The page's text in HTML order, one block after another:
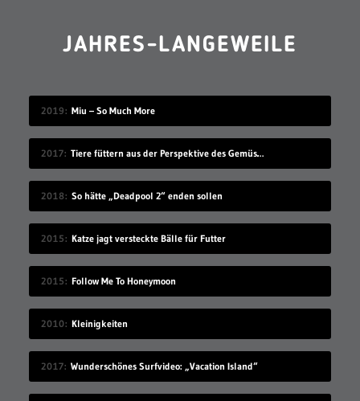
JAHRES-LANGEWEILE
2019 Miu – So Much More
2017 Tiere füttern aus der Perspektive des Gemüses
2018 So hätte „Deadpool 2“ enden sollen
2015 Katze jagt versteckte Bälle für Futter
2015 Follow Me To Honeymoon
2010 Kleinigkeiten
2017 Wunderschönes Surfvideo: „Vacation Island“